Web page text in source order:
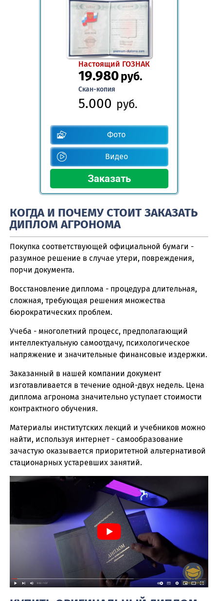
Настоящий ГОЗНАК
19.980руб.
Скан-копия
5.000 руб.
Фото
Видео
КОГДА И ПОЧЕМУ СТОИТ ЗАКАЗАТЬ
ДИПЛОМ АГРОНОМА
Покупка соответствующей официальной бумаги -
разумное решение в случае утери, повреждения,
порчи документа.
Восстановление диплома - процедура длительная,
сложная, требующая решения множества
бюрократических проблем.
Учеба - многолетний процесс, предполагающий
интеллектуальную самоотдачу, психологическое
напряжение и значительные финансовые издержки.
Заказанный в нашей компании документ
изготавливается в течение одной-двух недель. Цена
диплома агронома значительно уступает стоимости
контрактного обучения.
Материалы институтских лекций и учебников можно
найти, используя интернет - самообразование
зачастую оказывается приоритетной альтернативой
стационарных устаревших занятий.